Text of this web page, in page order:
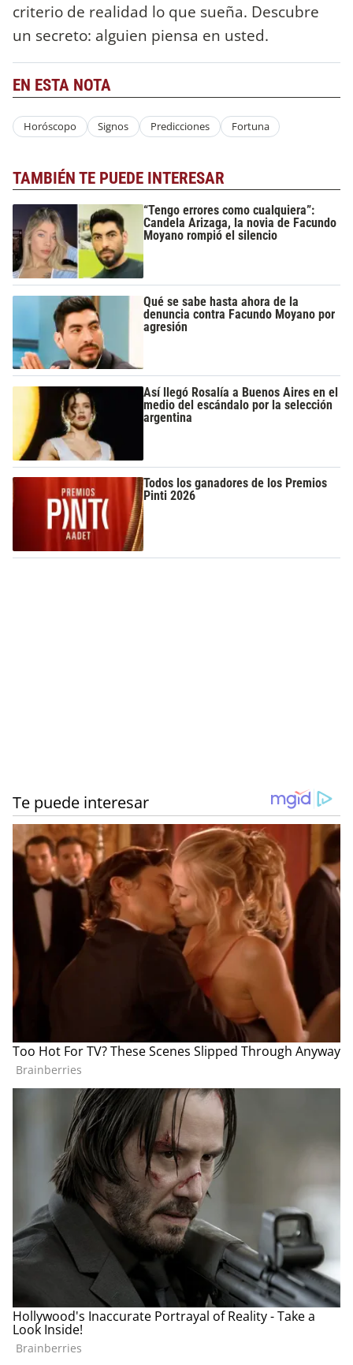
criterio de realidad lo que sueña. Descubre
un secreto: alguien piensa en usted.
EN ESTA NOTA
Horóscopo Signos Predicciones Fortuna
TAMBIÉN TE PUEDE INTERESAR
“Tengo errores como cualquiera”:
Candela Arizaga, la novia de Facundo
Moyano rompió el silencio
Qué se sabe hasta ahora de la
denuncia contra Facundo Moyano por
agresión
Así llegó Rosalía a Buenos Aires en el
medio del escándalo por la selección
argentina
Todos los ganadores de los Premios
Pinti 2026